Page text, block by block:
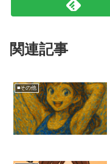
関連記事
■その他